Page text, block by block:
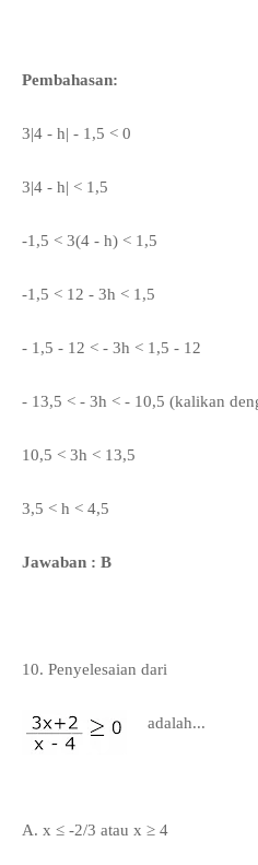
Pembahasan:
3|4 - h| - 1,5 < 0
3|4 - h| < 1,5
-1,5 < 3(4 - h) < 1,5
-1,5 < 12 - 3h < 1,5
- 1,5 - 12 < - 3h < 1,5 - 12
- 13,5 < - 3h < - 10,5 (kalikan
10,5 < 3h < 13,5
3,5 < h < 4,5
Jawaban : B
10. Penyelesaian dari
adalah...
A. x ≤ -2/3 atau x ≥ 4